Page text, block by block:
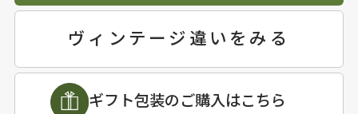
ヴィンテージ違いをみる
ギフト包装のご購入はこちら